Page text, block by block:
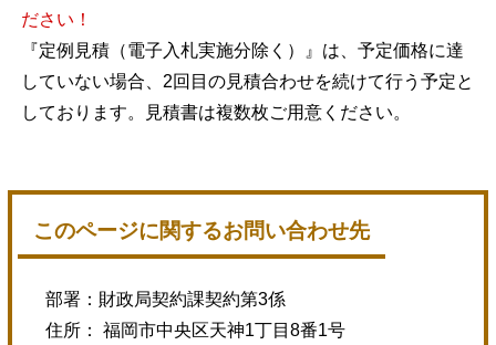
ださい！
『定例見積（電子入札実施分除く）』は、予定価格に達
していない場合、2回目の見積合わせを続けて行う予定と
しております。見積書は複数枚ご用意ください。
このページに関するお問い合わせ先
部署：財政局契約課契約第3係
住所： 福岡市中央区天神1丁目8番1号